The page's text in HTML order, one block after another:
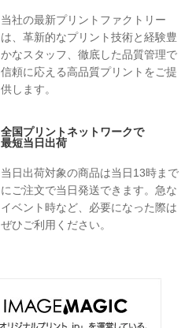
当社の最新プリントファクトリー
は、革新的なプリント技術と経験豊
かなスタッフ、徹底した品質管理で
信頼に応える高品質プリントをご提
供します。
全国プリントネットワークで
最短当日出荷
当日出荷対象の商品は当日13時まで
にご注文で当日発送できます。急な
イベント時など、必要になった際は
ぜひご利用ください。